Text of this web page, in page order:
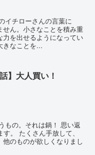
イチローさんの言葉に
せん。小さなことを積み重
を出せるようになってい
きなことを...
】大人買い！
もの。それは鍋！ 思い返
。 たくさん手放して、
のものが欲しくなりまし